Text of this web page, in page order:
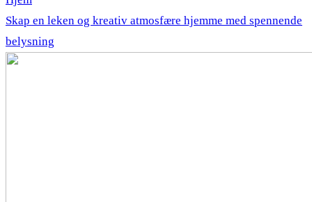
Skap en leken og kreativ atmosfære hjemme med spennende
belysning